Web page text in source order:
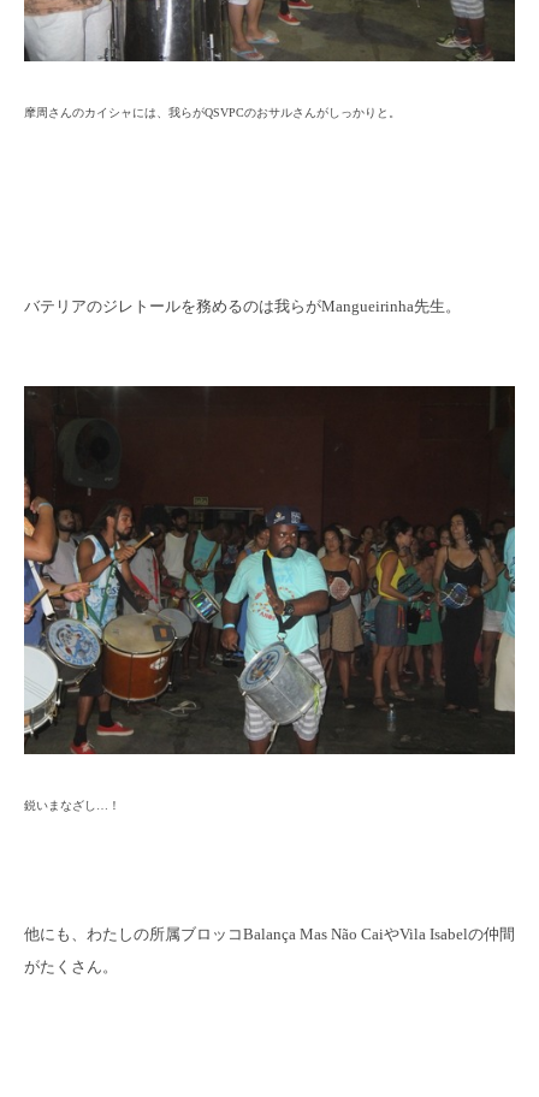
摩周さんのカイシャには、我らがQSVPCのおサルさんがしっかりと。
バテリアのジレトールを務めるのは我らがMangueirinha先生。
鋭いまなざし…！
他にも、わたしの所属ブロッコBalança Mas Não CaiやVila Isabelの仲間
がたくさん。